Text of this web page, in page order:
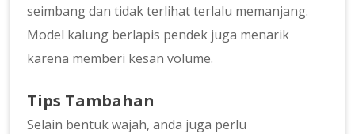
seimbang dan tidak terlihat terlalu memanjang.
Model kalung berlapis pendek juga menarik
karena memberi kesan volume.
Tips Tambahan
Selain bentuk wajah, anda juga perlu